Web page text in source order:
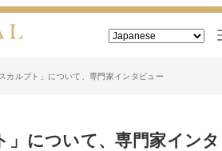
スカルプト」について、専門家インタビュー
」について、専門家イン